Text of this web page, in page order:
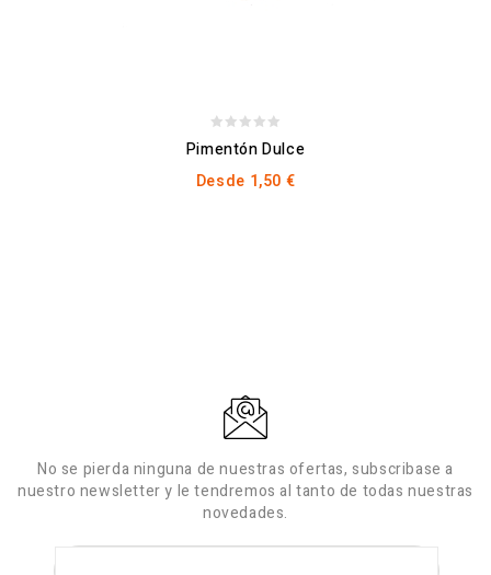
of
Pimentón Dulce
Desde 1,50 €
No se pierda ninguna de nuestras ofertas, subscribase a
nuestro newsletter y le tendremos al tanto de todas nuestras
novedades.